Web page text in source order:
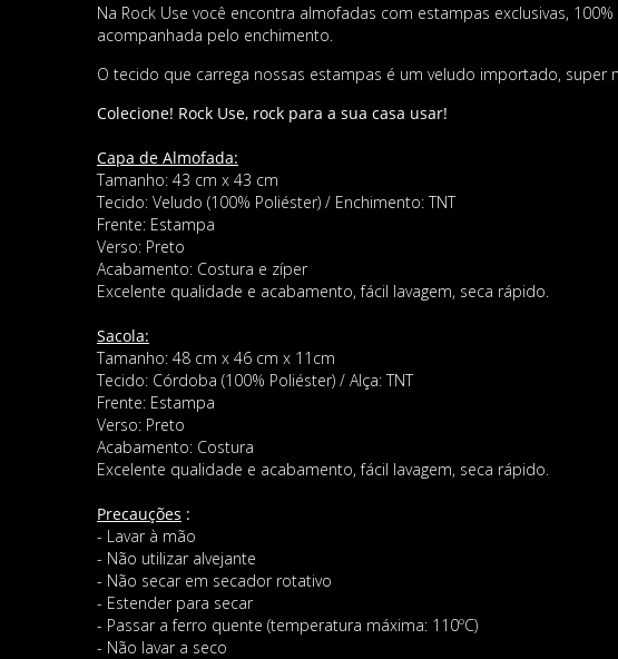
Na Rock Use você encontra almofadas com estampas exclusivas,
acompanhada pelo enchimento.
O tecido que carrega nossas estampas é um veludo importado, super
Colecione! Rock Use, rock para a sua casa usar!
Capa de Almofada:
Tamanho: 43 cm x 43 cm
Tecido: Veludo (100% Poliéster) / Enchimento: TNT
Frente: Estampa
Verso: Preto
Acabamento: Costura e zíper
Excelente qualidade e acabamento, fácil lavagem, seca rápido.
Sacola:
Tamanho: 48 cm x 46 cm x 11cm
Tecido: Córdoba (100% Poliéster) / Alça: TNT
Frente: Estampa
Verso: Preto
Acabamento: Costura
Excelente qualidade e acabamento, fácil lavagem, seca rápido.
Precauções :
- Lavar à mão
- Não utilizar alvejante
- Não secar em secador rotativo
- Estender para secar
- Passar a ferro quente (temperatura máxima: 110ºC)
- Não lavar a seco